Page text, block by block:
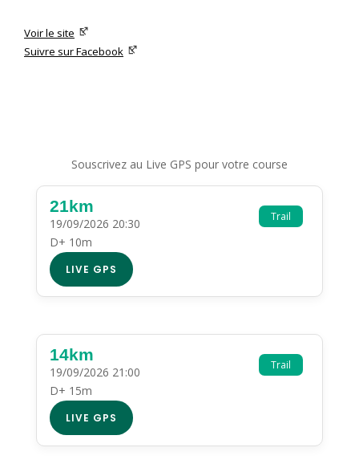
Voir le site
Suivre sur Facebook
Souscrivez au Live GPS pour votre course
Trail
21km
19/09/2026 20:30
D+ 10m
LIVE GPS
Trail
14km
19/09/2026 21:00
D+ 15m
LIVE GPS